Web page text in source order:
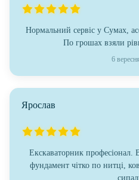
Нормальний сервіс у Сумах,
По грошах взяли
6
Ярослав
Екскаваторник
фундамент чітко по нитці,